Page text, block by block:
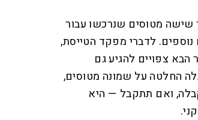
שישה מטוסים שנרכשו עבור
נוספים. לדברי מפקד הטייסת,
הבא צפויים להגיע גם
החלטה על שמונה מטוסים,
ואם תתקבל — היא